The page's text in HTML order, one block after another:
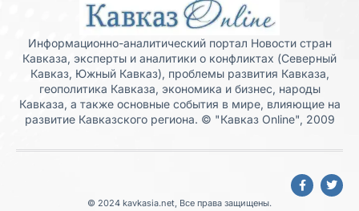
Информационно-аналитический портал Новости стран
Кавказа, эксперты и аналитики о конфликтах (Северный
Кавказ, Южный Кавказ), проблемы развития Кавказа,
геополитика Кавказа, экономика и бизнес, народы
Кавказа, а также основные события в мире, влияющие на
развитие Кавказского региона. © "Кавказ Online", 2009
© 2024 kavkasia.net, Все права защищены.